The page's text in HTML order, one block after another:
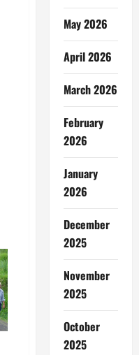
May 2026
April 2026
March 2026
February
2026
January
2026
December
2025
November
2025
October
2025